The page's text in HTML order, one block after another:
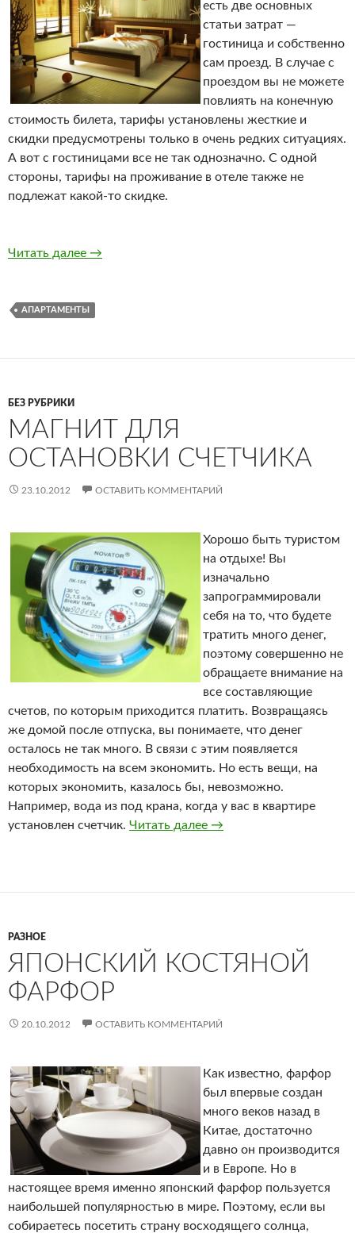
есть две основных
статьи затрат —
гостиница и собственно
сам проезд. В случае с
проездом вы не можете
повлиять на конечную
стоимость билета, тарифы установлены жесткие и
скидки предусмотрены только в очень редких ситуациях.
А вот с гостиницами все не так однозначно. С одной
стороны, тарифы на проживание в отеле также не
подлежат какой-то скидке.
Читать далее Апартаменты на сутки
→
АПАРТАМЕНТЫ
БЕЗ РУБРИКИ
МАГНИТ ДЛЯ
ОСТАНОВКИ СЧЕТЧИКА
23.10.2012 ОСТАВИТЬ КОММЕНТАРИЙ
Хорошо быть туристом
на отдыхе! Вы
изначально
запрограммировали
себя на то, что будете
тратить много денег,
поэтому совершенно не
обращаете внимание на
все составляющие
счетов, по которым приходится платить. Возвращаясь
же домой после отпуска, вы понимаете, что денег
осталось не так много. В связи с этим появляется
необходимость на всем экономить. Но есть вещи, на
которых экономить, казалось бы, невозможно.
Например, вода из под крана, когда у вас в квартире
установлен счетчик. Читать далее Магнит для остановки
→
РАЗНОЕ
ЯПОНСКИЙ КОСТЯНОЙ
ФАРФОР
20.10.2012 ОСТАВИТЬ КОММЕНТАРИЙ
Как известно, фарфор
был впервые создан
много веков назад в
Китае, достаточно
давно он производится
и в Европе. Но в
настоящее время именно японский фарфор пользуется
наибольшей популярностью в мире. Поэтому, если вы
собираетесь посетить страну восходящего солнца,